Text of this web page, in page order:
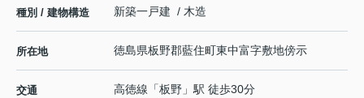
種別 / 建物構造 新築一戸建 / 木造
所在地 徳島県板野郡藍住町東中富字敷地傍示
交通 高徳線 「板野 」駅 徒歩30分